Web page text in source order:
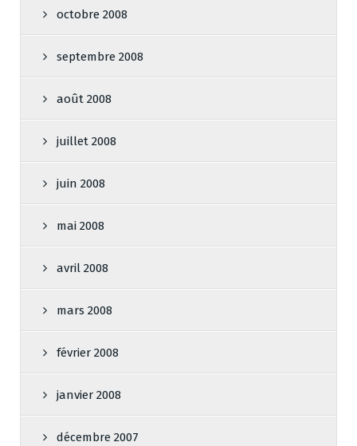
octobre 2008
septembre 2008
août 2008
juillet 2008
juin 2008
mai 2008
avril 2008
mars 2008
février 2008
janvier 2008
décembre 2007